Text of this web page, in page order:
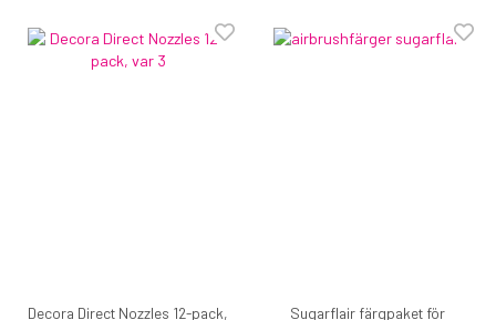
Decora Direct Nozzles 12-pack,
Sugarflair färgpaket för